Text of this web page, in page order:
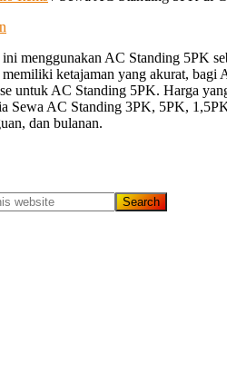
menggunakan AC Standing 5PK
ketajaman yang akurat, bagi
untuk AC Standing 5PK. Harga
Sewa AC Standing 3PK, 5PK,
dan bulanan.